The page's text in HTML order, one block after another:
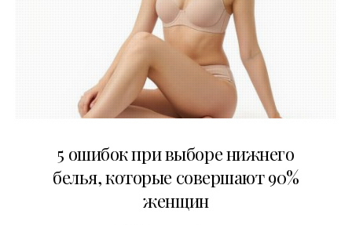
5 ошибок при выборе нижнего
белья, которые совершают 90%
женщин